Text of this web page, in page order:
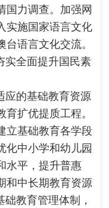
国力调查。加强网
实施国家语言文化
语言文化交流。
实全面提升国民素
应的基础教育资源
扩优提质工程。
立基础教育各学段
化中小学和幼儿园
水平，提升普惠
和中长期教育资源
教育管理体制，